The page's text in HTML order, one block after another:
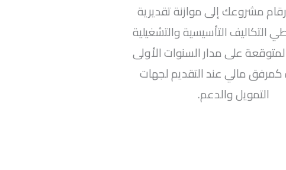
مشروعك إلى موازنة تقديرية
التكاليف التأسيسية والتشغيلية
على مدار السنوات الأولى
مالي عند التقديم لجهات
التمويل والدعم.